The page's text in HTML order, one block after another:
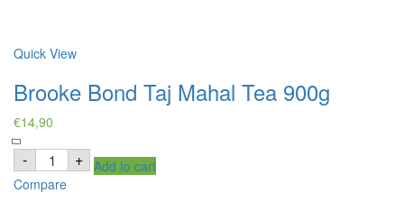
Quick View
Brooke Bond Taj Mahal Tea 900g
€14,90
- Brooke
Bond
Taj
Mahal
+ Add to cart
Compare